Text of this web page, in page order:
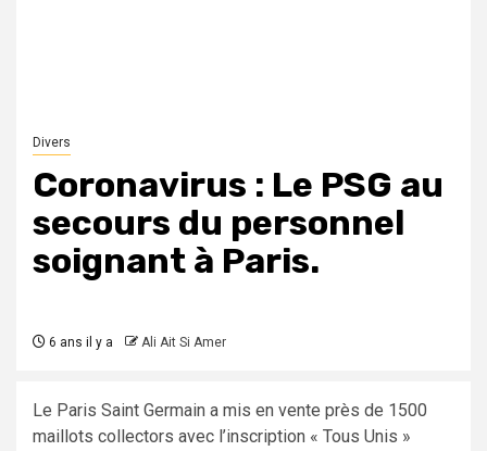
Divers
Coronavirus : Le PSG au
secours du personnel
soignant à Paris.
6 ans il y a Ali Ait Si Amer
Le Paris Saint Germain a mis en vente près de 1500
maillots collectors avec l’inscription « Tous Unis »